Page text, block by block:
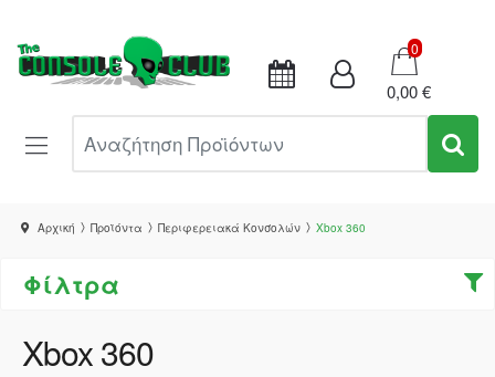
Καλάθι
0
0,00 €
Αρχική Προϊόντα Περιφερειακά Κονσολών Xbox 360
Φίλτρα
Xbox 360